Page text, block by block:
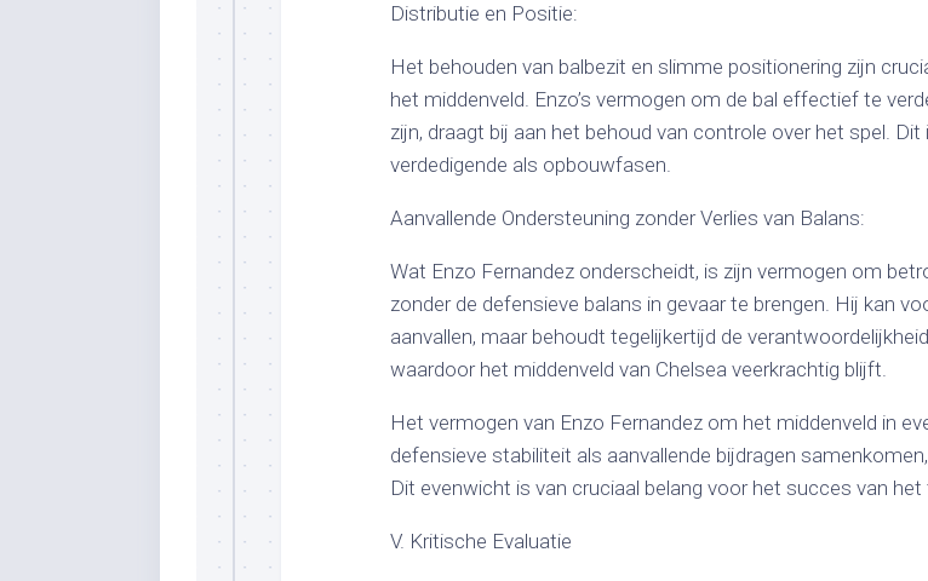
Distributie en Positie:
Het behouden van balbezit en slimme positionering zijn
het middenveld. Enzo’s vermogen om de bal effectief te
zijn, draagt bij aan het behoud van controle over het spel.
verdedigende als opbouwfasen.
Aanvallende Ondersteuning zonder Verlies van Balans:
Wat Enzo Fernandez onderscheidt, is zijn vermogen om
zonder de defensieve balans in gevaar te brengen. Hij kan
aanvallen, maar behoudt tegelijkertijd de
waardoor het middenveld van Chelsea veerkrachtig blijft.
Het vermogen van Enzo Fernandez om het middenveld in
defensieve stabiliteit als aanvallende bijdragen
Dit evenwicht is van cruciaal belang voor het succes van
V. Kritische Evaluatie